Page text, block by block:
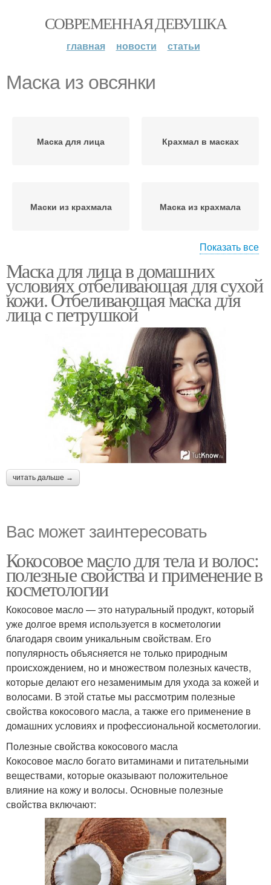
СОВРЕМЕННАЯ ДЕВУШКА
главная новости статьи
Маска из овсянки
Маска для лица Крахмал в масках
Маски из крахмала Маска из крахмала
Домашние маски Маски от прыщей
Маска из глины
Маски от следов Маски для жирной кожи
Маска для волос
Показать все
Маска для лица в домашних
условиях отбеливающая для сухой
кожи. Отбеливающая маска для
лица с петрушкой
читать дальше →
Вас может заинтересовать
Кокосовое масло для тела и волос:
полезные свойства и применение в
косметологии
Кокосовое масло — это натуральный продукт, который
уже долгое время используется в косметологии
благодаря своим уникальным свойствам. Его
популярность объясняется не только природным
происхождением, но и множеством полезных качеств,
которые делают его незаменимым для ухода за кожей и
волосами. В этой статье мы рассмотрим полезные
свойства кокосового масла, а также его применение в
домашних условиях и профессиональной косметологии.
Полезные свойства кокосового масла
Кокосовое масло богато витаминами и питательными
веществами, которые оказывают положительное
влияние на кожу и волосы. Основные полезные
свойства включают: